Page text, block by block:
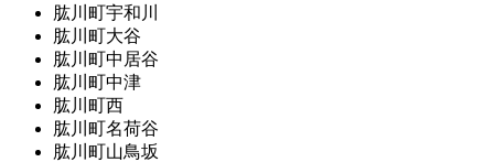
肱川町宇和川
肱川町大谷
肱川町中居谷
肱川町中津
肱川町西
肱川町名荷谷
肱川町山鳥坂